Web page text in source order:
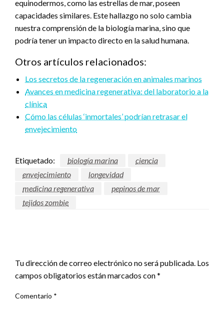
equinodermos, como las estrellas de mar, poseen
capacidades similares. Este hallazgo no solo cambia
nuestra comprensión de la biología marina, sino que
podría tener un impacto directo en la salud humana.
Otros artículos relacionados:
Los secretos de la regeneración en animales marinos
Avances en medicina regenerativa: del laboratorio a la
clínica
Cómo las células ‘inmortales’ podrían retrasar el
envejecimiento
Etiquetado: biología marina
ciencia
envejecimiento
longevidad
medicina regenerativa
pepinos de mar
tejidos zombie
Tu dirección de correo electrónico no será publicada. Los
campos obligatorios están marcados con*
Comentario *